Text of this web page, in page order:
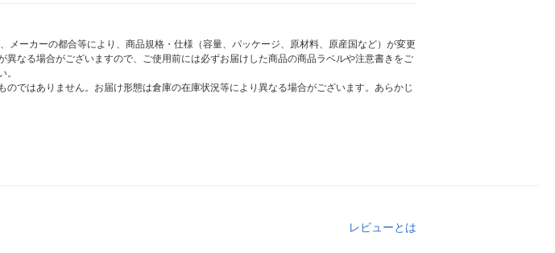
ーカーの都合等により、商品規格・仕様（容量、パッケージ、原材料、原産国など）が変更
なる場合がございますので、ご使用前には必ずお届けした商品の商品ラベルや注意書きをご
。
ではありません。お届け形態は倉庫の在庫状況等により異なる場合がございます。あらかじ
レビューとは